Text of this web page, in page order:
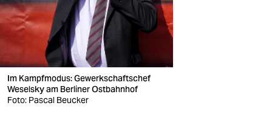
Im Kampfmodus: Gewerkschaftschef
Weselsky am Berliner Ostbahnhof
Foto: Pascal Beucker